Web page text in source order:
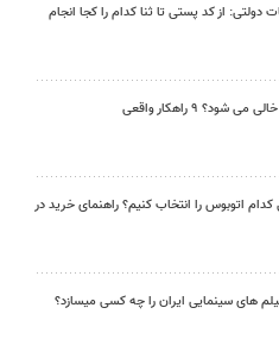
دولتی: از کد پستی تا ثنا کدام را کجا انجام
۹ راهکار واقعی
اتوبوس را انتخاب کنیم؟ راهنمای خرید در
های سینمایی ایران را چه کسی میسازد؟